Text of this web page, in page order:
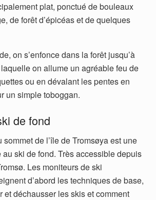
plat, ponctué de bouleaux
de forêt d’épicéas et de quelques
on s’enfonce dans la forêt jusqu’à
on allume un agréable feu de
ou en dévalant les pentes en
un simple toboggan.
de fond
de l’île de Tromsøya est une
ski de fond. Très accessible depuis
Les moniteurs de ski
d’abord les techniques de base,
et déchausser les skis et comment